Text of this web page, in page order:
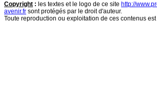
Copyright : les textes et le logo de ce site http://
avenir.fr sont protégés par le droit d'auteur.
Toute reproduction ou exploitation de ces contenus